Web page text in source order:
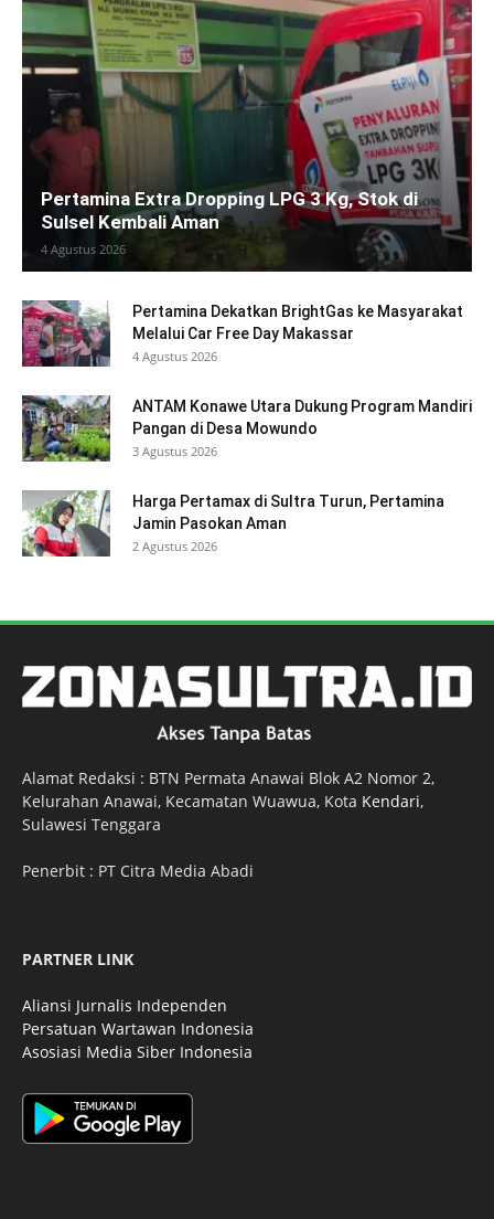
Pertamina Extra Dropping LPG 3 Kg, Stok di
Sulsel Kembali Aman
4 Agustus 2026
Pertamina Dekatkan BrightGas ke Masyarakat
Melalui Car Free Day Makassar
4 Agustus 2026
ANTAM Konawe Utara Dukung Program Mandiri
Pangan di Desa Mowundo
3 Agustus 2026
Harga Pertamax di Sultra Turun, Pertamina
Jamin Pasokan Aman
2 Agustus 2026
Alamat Redaksi : BTN Permata Anawai Blok A2 Nomor 2,
Kelurahan Anawai, Kecamatan Wuawua, Kota Kendari,
Sulawesi Tenggara
Penerbit : PT Citra Media Abadi
PARTNER LINK
Aliansi Jurnalis Independen
Persatuan Wartawan Indonesia
Asosiasi Media Siber Indonesia